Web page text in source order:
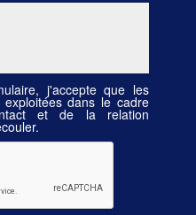
j'accepte que les
dans le cadre
et de la relation